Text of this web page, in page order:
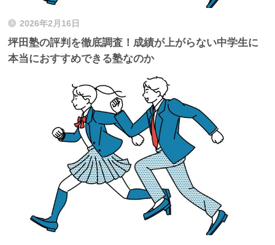
2026年2月16日
坪田塾の評判を徹底調査！成績が上がらない中学生に
本当におすすめできる塾なのか